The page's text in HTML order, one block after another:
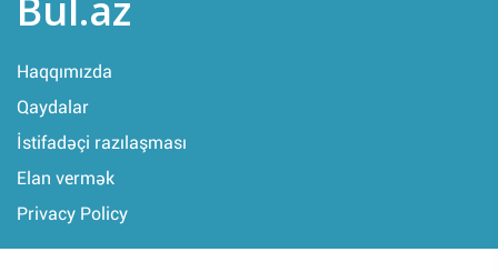
Bul.az
Haqqımızda
Qaydalar
İstifadəçi razılaşması
Elan vermək
Privacy Policy